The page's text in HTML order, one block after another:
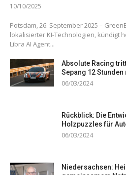
10/10/2025
Potsdam, 26. September 2025 –
lokalisierter KI-Technologien, kündigt
Libra AI Agent...
Absolute Racing
Sepang 12 Stunden
06/03/2024
Rückblick: Die
Holzpuzzles für
06/03/2024
Niedersachsen: